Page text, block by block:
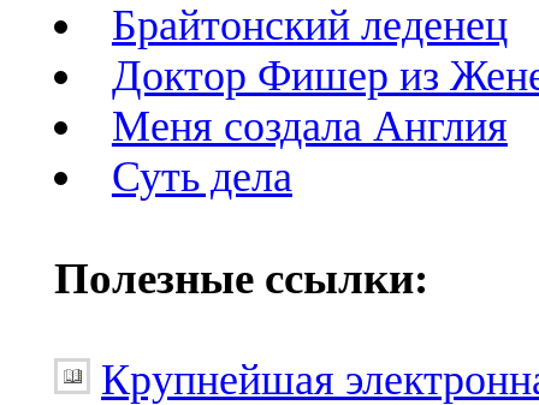
Брайтонский леденец
Доктор Фишер из
Меня создала Англия
Суть дела
Полезные ссылки:
Крупнейшая